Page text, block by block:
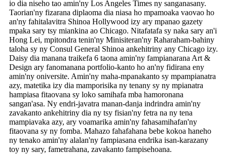
io dia niseho tao amin'ny Los Angeles Times ny sanganasany.
Taorian'ny fizarana diplaoma dia niasa ho mpamoaka vaovao ho
an'ny fahitalavitra Shinoa Hollywood izy ary mpanao gazety
mpaka sary tsy miankina ao Chicago. Nitafatafa sy naka sary an'i
Hong Lei, mpitondra tenin'ny Minisiteran'ny Raharaham-bahiny
taloha sy ny Consul General Shinoa ankehitriny any Chicago izy.
Daisy dia manana traikefa 6 taona amin'ny fampianarana Art &
Design ary fanomanana portfolio-kanto ho an'ny fidirana eny
amin'ny oniversite. Amin'ny maha-mpanakanto sy mpampianatra
azy, matetika izy dia mamporisika ny tenany sy ny mpianatra
hampiasa fitaovana sy loko samihafa mba hamoronana
sangan'asa. Ny endri-javatra manan-danja indrindra amin'ny
zavakanto ankehitriny dia ny tsy fisian'ny fetra na ny tena
mampiavaka azy, ary voamarika amin'ny fahasamihafan'ny
fitaovana sy ny fomba. Mahazo fahafahana bebe kokoa haneho
ny tenako amin'ny alalan'ny fampiasana endrika isan-karazany
toy ny sary, fametrahana, zavakanto fampisehoana.